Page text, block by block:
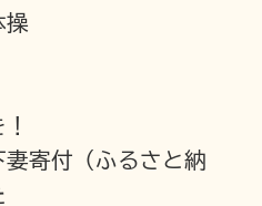
操
妻寄付（ふるさと納